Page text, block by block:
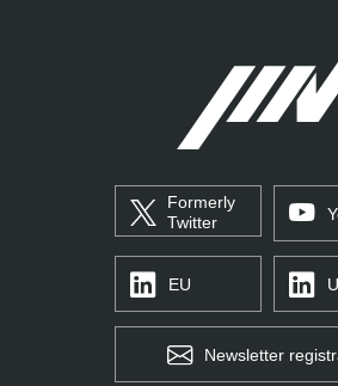
Formerly
Twitter
EU
Newsletter